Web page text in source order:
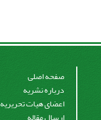
صفحه اصلی
درباره نشریه
اعضای هیات تحریریه